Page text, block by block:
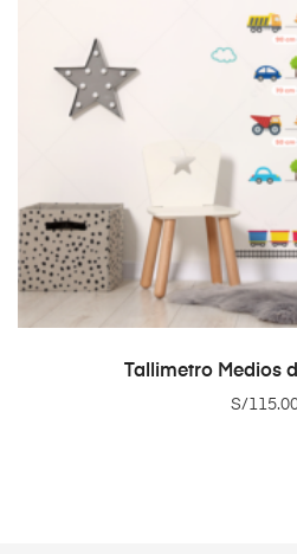
ADD TO
Tallimetro Medios
S/